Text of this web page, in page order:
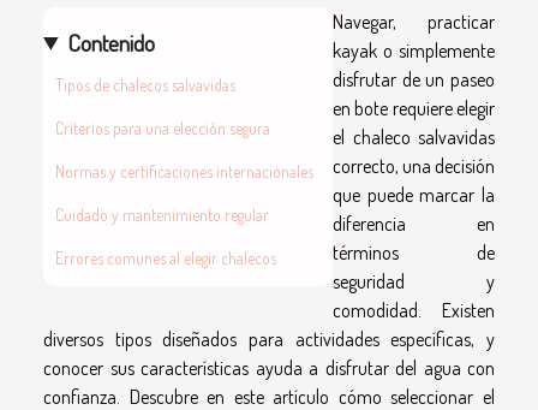
Contenido
Tipos de chalecos salvavidas
Criterios para una elección segura
Normas y certificaciones internacionales
Cuidado y mantenimiento regular
Errores comunes al elegir chalecos
Navegar, practicar
kayak o simplemente
disfrutar de un paseo
en bote requiere elegir
el chaleco salvavidas
correcto, una decisión
que puede marcar la
diferencia en
términos de
seguridad y
comodidad. Existen
diversos tipos diseñados para actividades específicas, y
conocer sus características ayuda a disfrutar del agua con
confianza. Descubre en este artículo cómo seleccionar el